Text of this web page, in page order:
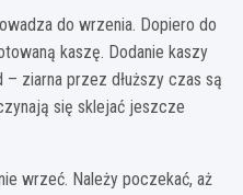
do wrzenia. Dopiero do
kaszę. Dodanie kaszy
ziarna przez dłuższy czas są
się sklejać jeszcze
wrzeć. Należy poczekać, aż